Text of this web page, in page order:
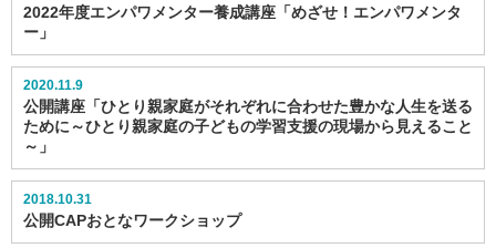
2022年度エンパワメンター養成講座「めざせ！エンパワメンタ
ー」
2020.11.9
公開講座「ひとり親家庭がそれぞれに合わせた豊かな人生を送る
ために～ひとり親家庭の子どもの学習支援の現場から見えること
～」
2018.10.31
公開CAPおとなワークショップ